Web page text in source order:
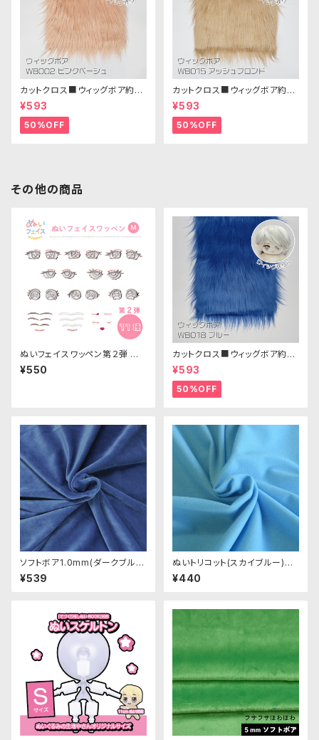
カットクロス■ウィッグボア約8c
m(ピンクベージュ)WB002ボア
生地 25cm × 45cm
¥593
50%OFF
カットクロス■ウィッグボア約8c
m(アッシュブロンド)WB015 ボ
ア生地 25cm × 45cm
¥593
50%OFF
その他の商品
ぬいフェイスワッペン第２弾 M
サイズ 各種｜清原株式会社
¥550
カットクロス■ウィッグボア約8c
m(ブルー)WB018 ボア生地 25
cm × 45cm
¥593
50%OFF
ソフトボア1.0mm(ダークブル
ー) SSB120 ぬいぐるみ用短毛
ボア生地 20cm
¥539
ぬいトリコット(スカイブルー)NL
030 ぬいぐるみ用薄手パイル生
地 20cm
¥440